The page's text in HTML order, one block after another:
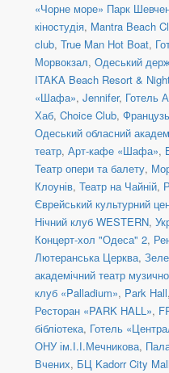
«Чорне море» Парк
кіностудія, Mantra Beach
club, True Man Hot Boat,
Морвокзал, Одеський
ITAKA Beach Resort &
«Шафа», Jennifer, Готель
Хаб, Choice Club,
Одеський обласний
театр, Арт-кафе «Шафа»,
Театр опери та балету,
Клоунів, Театр на Чайній,
Єврейський культурний
Нічний клуб WESTERN,
Концерт-хол "Одеса" 2,
Лютеранська Церква,
академічний театр
клуб «Palladium», Park Hall,
Ресторан «PARK HALL»,
бібліотека, Готель
ОНУ ім.І.І.Мечникова,
Вчених, БЦ Kadorr City Mall